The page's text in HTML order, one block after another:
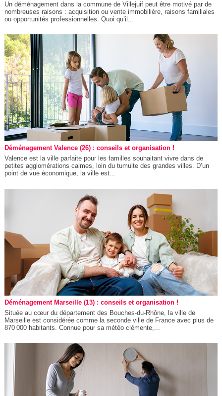
Un déménagement dans la commune de Villejuif peut être motivé par de
nombreuses raisons : acquisition ou vente immobilière, raisons familiales
ou opportunités professionnelles. Quoi qu’il...
Déménagement Valence (26) : conseils et organisation !
Valence est la ville parfaite pour les familles souhaitant vivre dans de
petites agglomérations calmes, loin du tumulte des grandes villes. D’un
point de vue économique, la ville est...
Déménagement Marseille (13) : conseils et organisation !
Située au cœur du département des Bouches-du-Rhône, la ville de
Marseille est considérée comme la seconde ville de France avec plus de
870 000 habitants. Connue pour sa météo clémente,...